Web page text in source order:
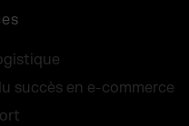
succès en e-commerce